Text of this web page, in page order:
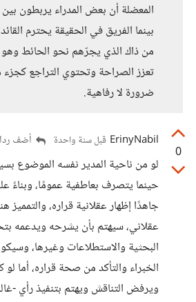
المعضلة أن بعض المدراء يربطون بين
بينما الفريق في الحقيقة يحترم
من ذاك الذي يجرّهم نحو الحائط وهو
تعزز الصراحة وتحتوي التراجع
ضرورة لا رفاهية.
0
ErinyNabil قبل سنة واحدة أضف ردا
لو من ناحية المدير نفسه الموضوع
حينما يتصرف بعاطفية عمومًا، وبناءً
جاهدًا إظهار عقلانية قراره، والتمميز
عقلاني، سيهتم بأن يشرحه ويدعمه
البحثية والاستطلاعات وغيرها،
الخبراء والتأكد من صحة قراره، أما
ويرفض التناقش ويهتم بتنفيذ رأي -